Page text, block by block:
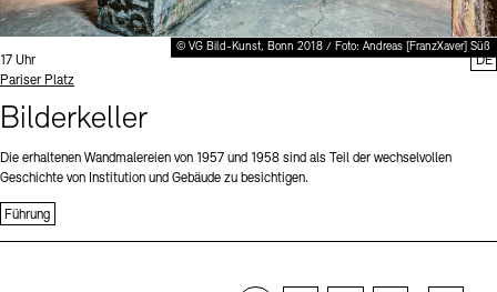
© VG Bild-Kunst, Bonn 2018 / Foto: Andreas [FranzXaver] Süß
Uhrzeit:
17 Uhr
Standort
Pariser Platz
Bilderkeller
Die erhaltenen Wandmalereien von 1957 und 1958 sind als Teil der wechselvollen
Geschichte von Institution und Gebäude zu besichtigen.
Führung
DE